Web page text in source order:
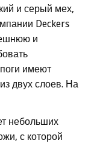
и серый мех,
Deckers
и
имеют
двух слоев. На
небольших
с которой